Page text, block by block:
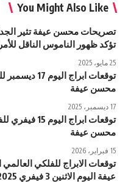
You Might Also Like
تصريحات محسن عيفة تثير
تؤكد ظهور الناموس الناقل
25 مايو، 2025
توقعات ابراج
محسن عيفة
17 ديسمبر، 2025
توقعات ابراج
محسن عيفة
15 فبراير، 2026
توقعات الابراج للفلكي
عيفة اليوم الاثنين 3 فيفري 2025